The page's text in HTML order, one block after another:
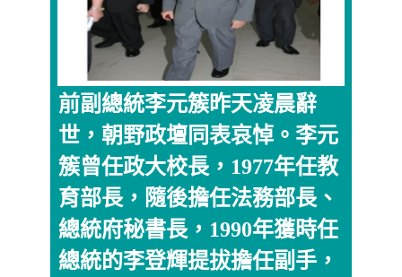
前副總統李元簇昨天凌晨辭
世，朝野政壇同表哀悼。李元
簇曾任政大校長，1977年任教
育部長，隨後擔任法務部長、
總統府秘書長，1990年獲時任
總統的李登輝提拔擔任副手，